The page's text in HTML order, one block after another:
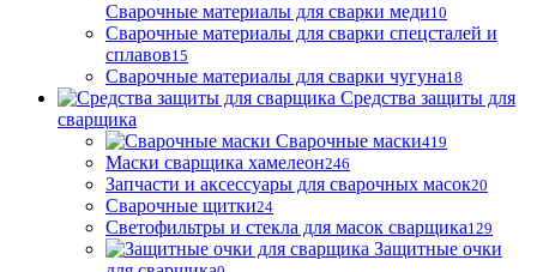
Сварочные материалы для сварки меди10
Сварочные материалы для сварки спецсталей и
сплавов15
Сварочные материалы для сварки чугуна18
Средства защиты для
сварщика
Сварочные маски419
Маски сварщика хамелеон246
Запчасти и аксессуары для сварочных масок20
Сварочные щитки24
Светофильтры и стекла для масок сварщика129
Защитные очки